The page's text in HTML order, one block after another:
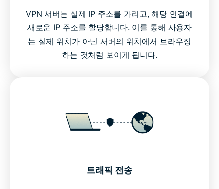
VPN 서버는 실제 IP 주소를 가리고, 해당 연결에
새로운 IP 주소를 할당합니다. 이를 통해 사용자
는 실제 위치가 아닌 서버의 위치에서 브라우징
하는 것처럼 보이게 됩니다.
트래픽 전송